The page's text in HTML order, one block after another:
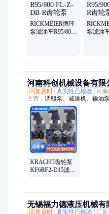
套泵、循环泵、抽油泵、分离
RICKMEIER循环
泵滤油车R95/800
泵滤油
河南科创机械设备有限
回复及时 真实性已核验 河
主营： 调驳泵、减速机、输油
滑泵、卸油泵、循环泵、齿轮
kracht泵、润滑油、高压油泵
泵、进口油泵、风电备件、风
厂配件
KRACHT齿轮泵
KF6RF2-D15滤油
无锡福力德液压机械有
回复及时 真实性已核验 江